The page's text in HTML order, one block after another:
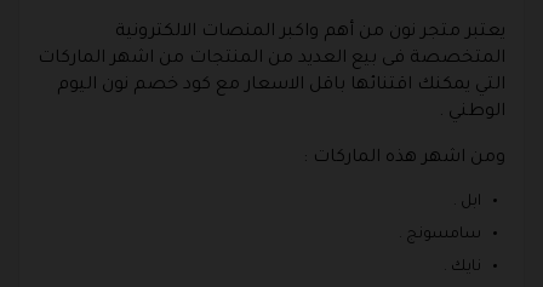
يعتبر متجر نون من أهم واكبر المنصات الالكترونية
المتخصصة فى بيع العديد من المنتجات من اشهر الماركات
التي يمكنك اقتنائها باقل الاسعار مع كود خصم نون اليوم
الوطني .
ومن اشهر هذه الماركات :
ابل .
سامسونج .
نايك .